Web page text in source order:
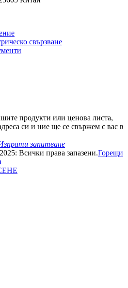
свързване
продукти или ценова листа,
си и ние ще се свържем с вас в
Всички права запазени.Горещи